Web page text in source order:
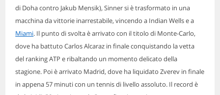
di Doha contro Jakub Mensik), Sinner si è trasformato in una
macchina da vittorie inarrestabile, vincendo a Indian Wells e a
Miami. Il punto di svolta è arrivato con il titolo di Monte-Carlo,
dove ha battuto Carlos Alcaraz in finale conquistando la vetta
del ranking ATP e ribaltando un momento delicato della
stagione. Poi è arrivato Madrid, dove ha liquidato Zverev in finale
in appena 57 minuti con un tennis di livello assoluto. Il record è